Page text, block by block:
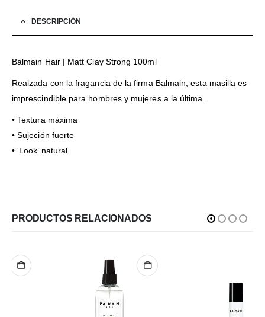
DESCRIPCIÓN
Balmain Hair | Matt Clay Strong 100ml
Realzada con la fragancia de la firma Balmain, esta masilla es
imprescindible para hombres y mujeres a la última.
• Textura máxima
• Sujeción fuerte
• ‘Look’ natural
PRODUCTOS RELACIONADOS